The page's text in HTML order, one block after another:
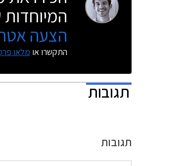
המיוחדות
הצעה
התקשרו או מלאו
תגובות
תגובות